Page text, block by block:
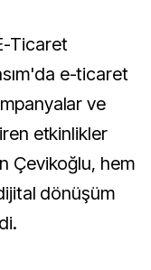
Ticaret
e-ticaret
ve
etkinlikler
Çevikoğlu, hem
dönüşüm